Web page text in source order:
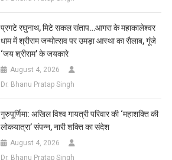
प्रगटे रघुनाथ, मिटे सकल संताप…आगरा के महाकालेश्वर
धाम में श्रीराम जन्मोत्सव पर उमड़ा आस्था का सैलाब, गूंजे
‘जय श्रीराम’ के जयकारे
August 4, 2026
Dr. Bhanu Pratap Singh
गुरुपूर्णिमा: अखिल विश्व गायत्री परिवार की ‘महाशक्ति की
लोकयात्रा’ संपन्न, नारी शक्ति का संदेश
August 4, 2026
Dr. Bhanu Pratap Singh